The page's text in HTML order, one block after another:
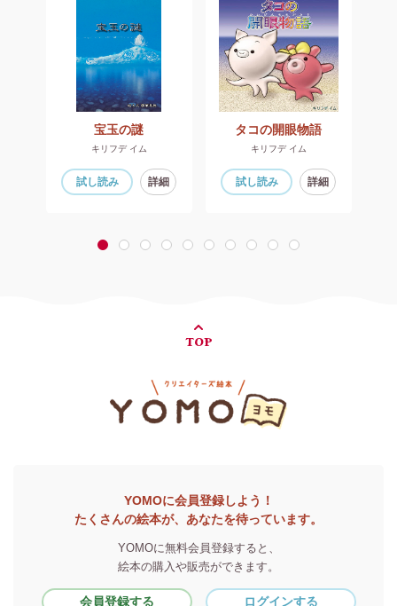
宝玉の謎
キリフデ イム
試し読み 詳細
タコの開眼物語
キリフデ イム
試し読み 詳細
1 2 3 4 5 6 7 8 9 10
TOP
YOMOに会員登録しよう！
たくさんの絵本が、あなたを待っています。
YOMOに無料会員登録すると、
絵本の購入や販売ができます。
会員登録する ログインする